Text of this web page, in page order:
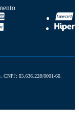
CNPJ: 03.636.228/0001-60.